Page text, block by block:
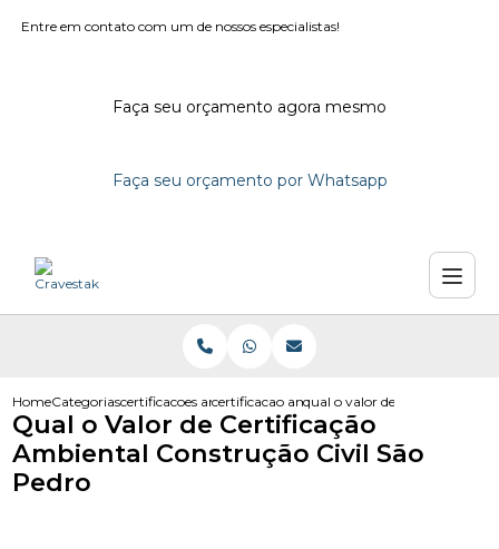
Entre em contato com um de nossos especialistas!
Faça seu orçamento agora mesmo
Faça seu orçamento por Whatsapp
HomeCategoriascertificacoes ambientaiscertificacao ambiental iso 14000
qual o valor de certificacao
Qual o Valor de Certificação
Ambiental Construção Civil São
Pedro